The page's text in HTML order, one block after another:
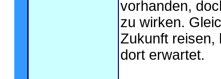
vorhanden,
zu wirken.
Zukunft reisen,
dort erwartet.